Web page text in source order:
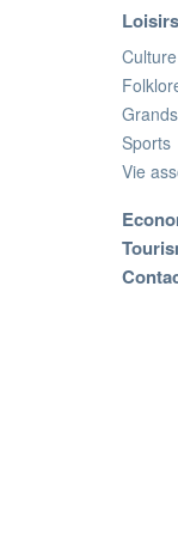
Loisirs
Culture
Sports
Vie